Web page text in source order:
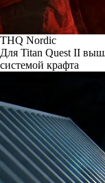
THQ Nordic
Для Titan Quest II
системой крафта